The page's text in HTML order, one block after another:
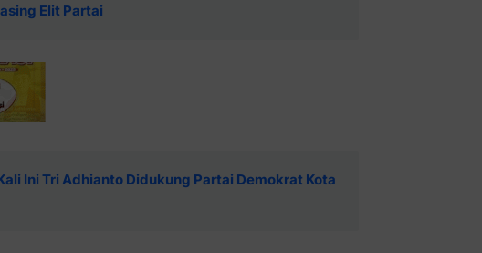
Elit Partai
Ini Tri Adhianto Didukung Partai Demokrat Kota